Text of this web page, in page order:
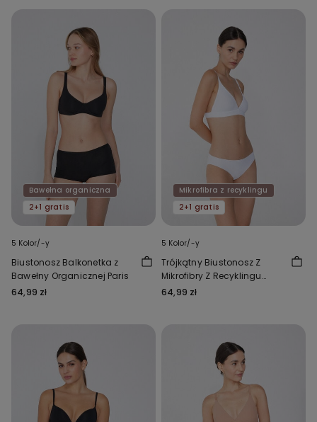
Bawełna organiczna
2+1 gratis
5 Kolor/-y
Biustonosz Balkonetka z
Bawełny Organicznej Paris
64,99 zł
Mikrofibra z recyklingu
2+1 gratis
5 Kolor/-y
Trójkątny Biustonosz Z
Mikrofibry Z Recyklingu
Lisbon
64,99 zł